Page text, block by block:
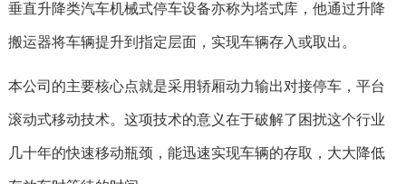
垂直升降类汽车机械式停车设备亦称为塔式库，他通过升降
搬运器将车辆提升到指定层面，实现车辆存入或取出。
本公司的主要核心点就是采用轿厢动力输出对接停车，平台
滚动式移动技术。这项技术的意义在于破解了困扰这个行业
几十年的快速移动瓶颈，能迅速实现车辆的存取，大大降低